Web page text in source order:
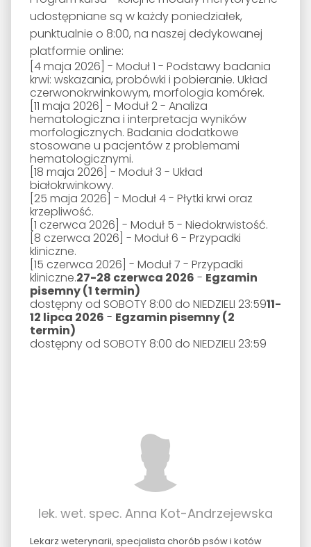
udostępniane są w każdy poniedziałek,
punktualnie o 8:00, na naszej dedykowanej
platformie online:
[4 maja 2026] - Moduł 1 - Podstawy badania
krwi: wskazania, probówki i pobieranie. Układ
czerwonokrwinkowym, morfologia komórek.
[11 maja 2026] - Moduł 2 - Analiza
hematologiczna i interpretacja wyników
morfologicznych. Badania dodatkowe
stosowane u pacjentów z problemami
hematologicznymi.
[18 maja 2026] - Moduł 3 - Układ
białokrwinkowy.
[25 maja 2026] - Moduł 4 - Płytki krwi oraz
krzepliwość.
[1 czerwca 2026] - Moduł 5 - Niedokrwistość.
[8 czerwca 2026] - Moduł 6 - Przypadki
kliniczne.
[15 czerwca 2026] - Moduł 7 - Przypadki
kliniczne.27-28 czerwca 2026 - Egzamin
pisemny (1 termin)
dostępny od SOBOTY 8:00 do NIEDZIELI 23:5911-
12 lipca 2026 - Egzamin pisemny (2
termin)
dostępny od SOBOTY 8:00 do NIEDZIELI 23:59
lek. wet. spec. Anna Kot-Andrzejewska
Lekarz weterynarii, specjalista chorób psów i kotów